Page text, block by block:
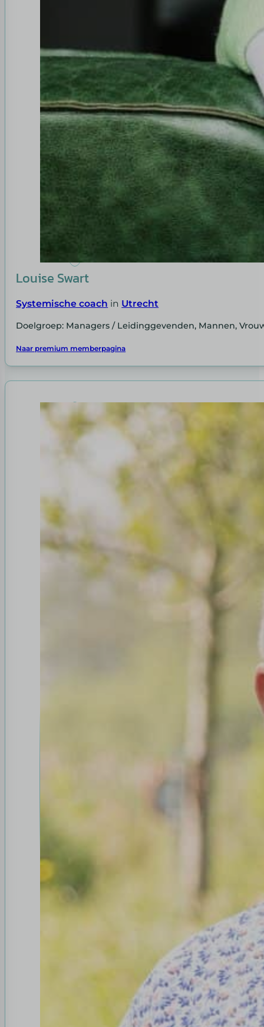
Louise Swart
Systemische coach in Utrecht
Doelgroep: Managers / Leidinggevenden, Mannen,
Naar premium memberpagina